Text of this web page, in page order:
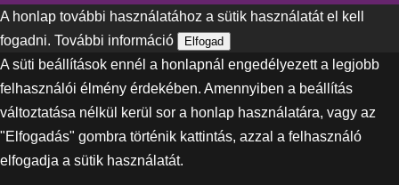
A honlap további használatához a sütik használatát el kell
fogadni. További információ Elfogad
A süti beállítások ennél a honlapnál engedélyezett a legjobb
felhasználói élmény érdekében. Amennyiben a beállítás
változtatása nélkül kerül sor a honlap használatára, vagy az
"Elfogadás" gombra történik kattintás, azzal a felhasználó
elfogadja a sütik használatát.